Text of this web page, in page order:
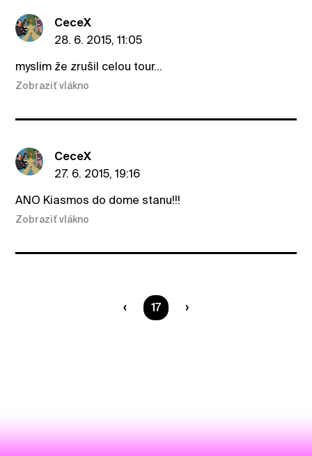
CeceX
28. 6. 2015, 11:05
myslim že zrušil celou tour...
Zobraziť vlákno
CeceX
27. 6. 2015, 19:16
ANO Kiasmos do dome stanu!!!
Zobraziť vlákno
Ste na strane
17